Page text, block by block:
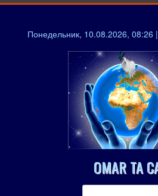
Понедельник, 10.08.2026, 08:26
OMAR TA